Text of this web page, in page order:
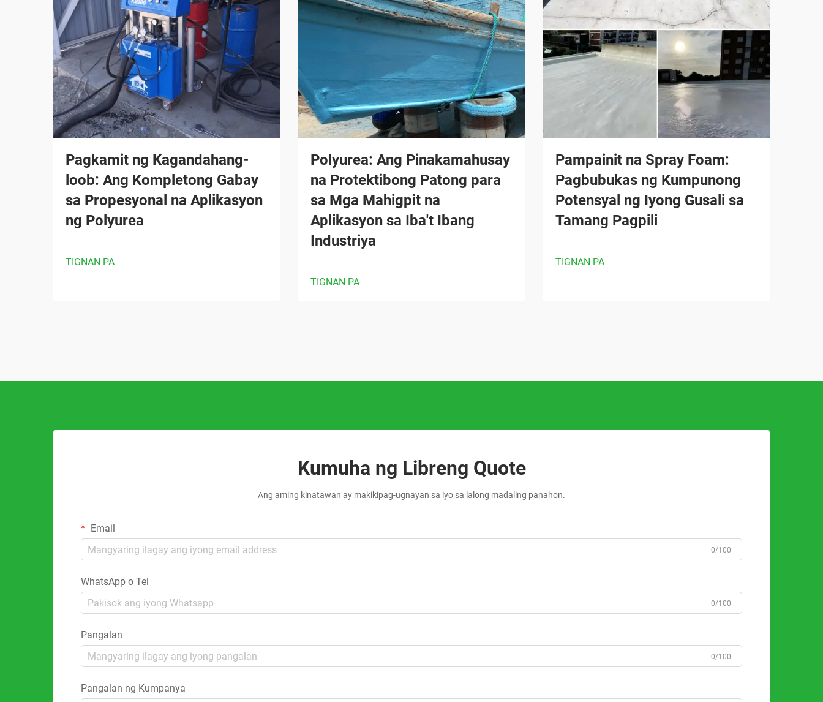
Pagkamit ng Kagandahang-
loob: Ang Kompletong Gabay
sa Propesyonal na Aplikasyon
ng Polyurea
TIGNAN PA
Polyurea: Ang Pinakamahusay
na Protektibong Patong para
sa Mga Mahigpit na
Aplikasyon sa Iba't Ibang
Industriya
TIGNAN PA
Pampainit na Spray Foam:
Pagbubukas ng Kumpunong
Potensyal ng Iyong Gusali sa
Tamang Pagpili
TIGNAN PA
Kumuha ng Libreng Quote
Ang aming kinatawan ay makikipag-ugnayan sa iyo sa lalong madaling panahon.
Email
0/100
WhatsApp o Tel
0/100
Pangalan
0/100
Pangalan ng Kumpanya